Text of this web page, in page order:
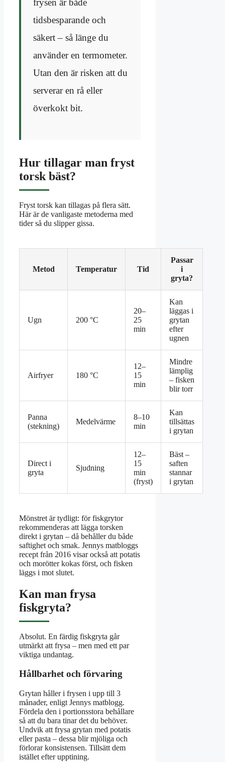
frysen är både
tidsbesparande och
säkert – så länge du
använder en termometer.
Utan den är risken att du
serverar en rå eller
överkokt bit.
Hur tillagar man fryst
torsk bäst?
Fryst torsk kan tillagas på flera sätt.
Här är de vanligaste metoderna med
tider så du slipper gissa.
Metod Temperatur Tid
Passar
i
gryta?
Ugn 200 °C
20–
25
min
Kan
läggas i
grytan
efter
ugnen
Airfryer 180 °C
12–
15
min
Mindre
lämplig
– fisken
blir torr
Panna
(stekning)
Medelvärme
8–10
min
Kan
tillsättas
i grytan
Direct i
gryta
Sjudning
12–
15
min
(fryst)
Bäst –
saften
stannar
i grytan
Mönstret är tydligt: för fiskgrytor
rekommenderas att lägga torsken
direkt i grytan – då behåller du både
saftighet och smak. Jennys matbloggs
recept från 2016 visar också att potatis
och morötter kokas först, och fisken
läggs i mot slutet.
Kan man frysa
fiskgryta?
Absolut. En färdig fiskgryta går
utmärkt att frysa – men med ett par
viktiga undantag.
Hållbarhet och förvaring
Grytan håller i frysen i upp till 3
månader, enligt Jennys matblogg.
Fördela den i portionsstora behållare
så att du bara tinar det du behöver.
Undvik att frysa grytan med potatis
eller pasta – dessa blir mjöliga och
förlorar konsistensen. Tillsätt dem
istället efter upptining.